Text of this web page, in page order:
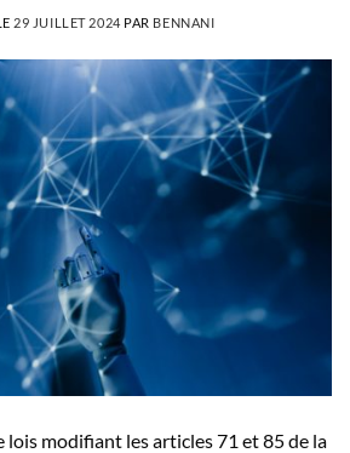
29 JUILLET 2024 PAR BENNANI
modifiant les articles 71 et 85 de la